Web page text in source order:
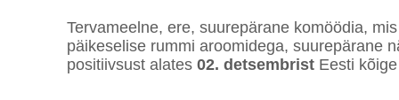
Tervameelne, ere, suurepärane komöödia,
päikeselise rummi aroomidega, suurepärane
positiivsust alates 02. detsembrist Eesti